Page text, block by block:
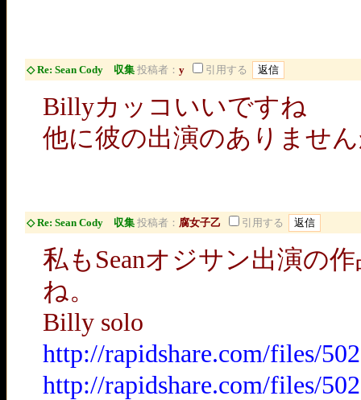
◇ Re: Sean Cody 収集 投稿者： y 引用する
Billyカッコいいですね
他に彼の出演のありませ
◇ Re: Sean Cody 収集 投稿者： 腐女子乙 引用する
私もSeanオジサン出演の
ね。
Billy solo
http://rapidshare.com/files/
http://rapidshare.com/files/